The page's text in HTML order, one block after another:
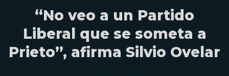
“No veo a un Partido
Liberal que se someta a
Prieto”, afirma Silvio Ovelar